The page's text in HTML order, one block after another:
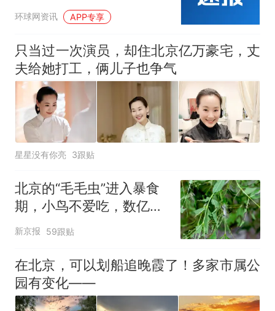
州市中心血站回应
环球网资讯 APP专享
只当过一次演员，却住北京亿万豪宅，丈
夫给她打工，俩儿子也争气
星星没有你亮 3跟贴
北京的“毛毛虫”进入暴食
期，小鸟不爱吃，数亿头
小蜂迎战
新京报 59跟贴
在北京，可以划船追晚霞了！多家市属公
园有变化——